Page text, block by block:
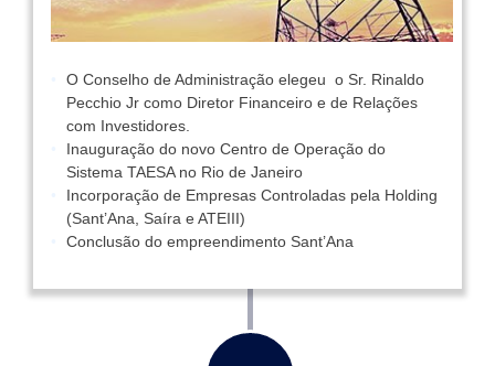
O Conselho de Administração elegeu o Sr. Rinaldo
Pecchio Jr como Diretor Financeiro e de Relações
com Investidores.
Inauguração do novo Centro de Operação do
Sistema TAESA no Rio de Janeiro
Incorporação de Empresas Controladas pela Holding
(Sant’Ana, Saíra e ATEIII)
Conclusão do empreendimento Sant’Ana